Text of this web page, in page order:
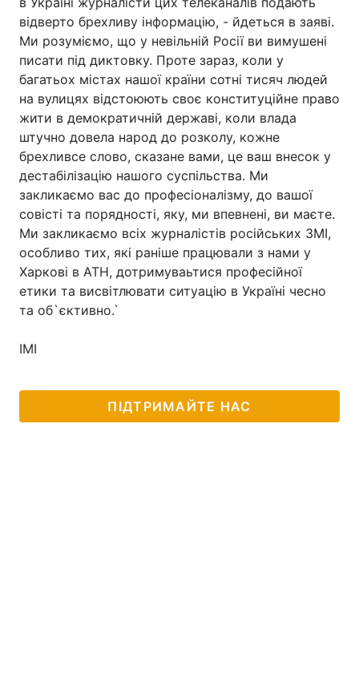
Головна Війна
Україна Політика
Економіка Світ
Інциденти
відверто брехливу інформацію, - йдеться в заяві.
Ми розуміємо, що у невільній Росії ви вимушені
писати під диктовку. Проте зараз, коли у
багатьох містах нашої країни сотні тисяч людей
на вулицях відстоюють своє конституційне право
жити в демократичній державі, коли влада
штучно довела народ до розколу, кожне
брехливсе слово, сказане вами, це ваш внесок у
дестабілізацію нашого суспільства. Ми
закликаємо вас до професіоналізму, до вашої
совісті та порядності, яку, ми впевнені, ви маєте.
Ми закликаємо всіх журналістів російських ЗМІ,
особливо тих, які раніше працювали з нами у
Харкові в АТН, дотримуваьтися професійної
етики та висвітлювати ситуацію в Україні чесно
та об`єктивно.`
ІМІ
ПІДТРИМАЙТЕ НАС